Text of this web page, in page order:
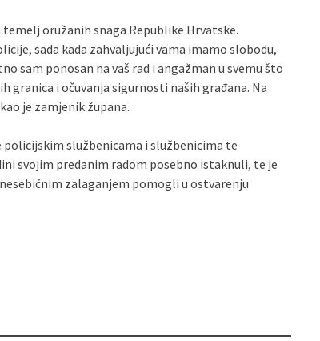
oružanih snaga Republike Hrvatske.
sada kada zahvaljujući vama imamo slobodu,
sam ponosan na vaš rad i angažman u svemu što
granica i očuvanja sigurnosti naših građana. Na
je zamjenik župana.
službenicama i službenicima te
svojim predanim radom posebno istaknuli, te je
zalaganjem pomogli u ostvarenju